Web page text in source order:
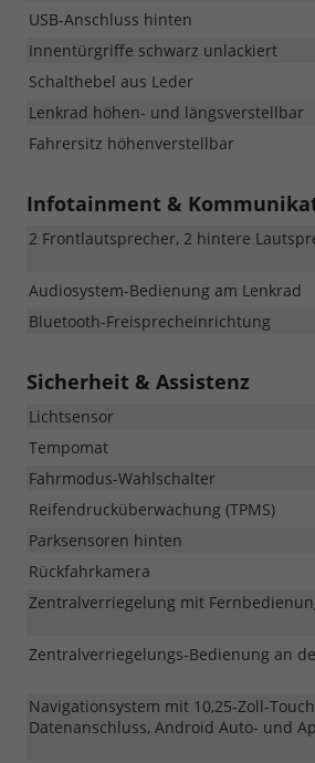
USB-Anschluss hinten
Innentürgriffe schwarz unlackiert
Schalthebel aus Leder
Lenkrad höhen- und längsverstellbar
Fahrersitz höhenverstellbar
Infotainment &
2 Frontlautsprecher, 2 hintere
Audiosystem-Bedienung am Lenkrad
Bluetooth-Freisprecheinrichtung
Sicherheit & Assistenz
Lichtsensor
Tempomat
Fahrmodus-Wahlschalter
Reifendrucküberwachung (TPMS)
Parksensoren hinten
Rückfahrkamera
Zentralverriegelung mit
Zentralverriegelungs-Bedienung an
Navigationsystem mit 10,25-Zoll-
Datenanschluss, Android Auto- und